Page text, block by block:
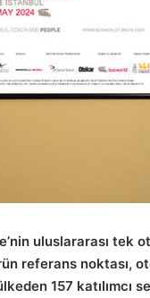
uluslararası tek
referans noktası,
157